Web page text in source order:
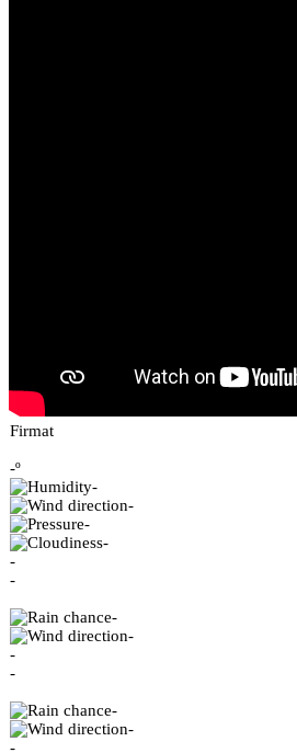
Firmat
-º
-
-
-
-
-
-
-
-
-
-
-
-
-